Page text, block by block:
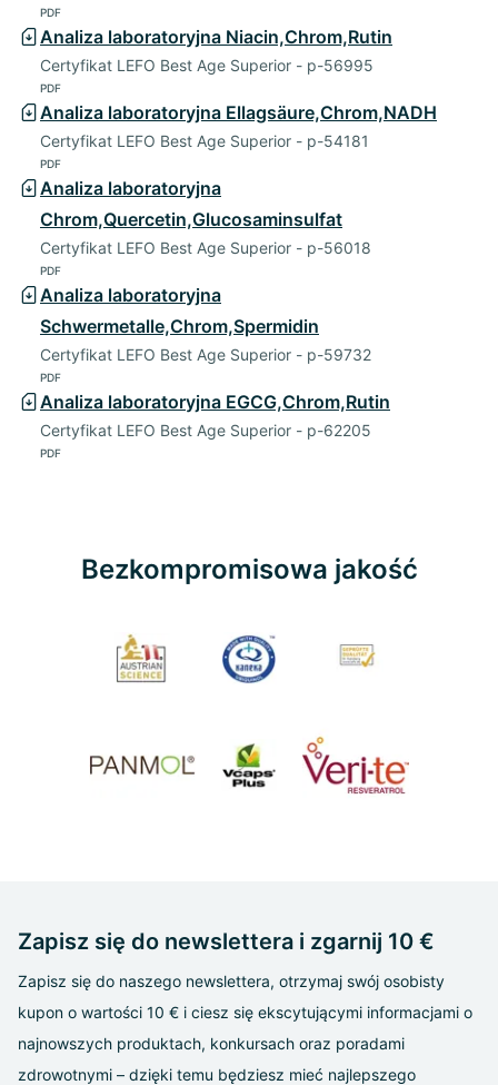
PDF
Analiza laboratoryjna Niacin,Chrom,Rutin
Certyfikat LEFO Best Age Superior - p-56995
PDF
Analiza laboratoryjna Ellagsäure,Chrom,NADH
Certyfikat LEFO Best Age Superior - p-54181
PDF
Analiza laboratoryjna
Chrom,Quercetin,Glucosaminsulfat
Certyfikat LEFO Best Age Superior - p-56018
PDF
Analiza laboratoryjna
Schwermetalle,Chrom,Spermidin
Certyfikat LEFO Best Age Superior - p-59732
PDF
Analiza laboratoryjna EGCG,Chrom,Rutin
Certyfikat LEFO Best Age Superior - p-62205
PDF
Bezkompromisowa jakość
Zapisz się do newslettera i zgarnij 10 €
Zapisz się do naszego newslettera, otrzymaj swój osobisty
kupon o wartości 10 € i ciesz się ekscytującymi informacjami o
najnowszych produktach, konkursach oraz poradami
zdrowotnymi – dzięki temu będziesz mieć najlepszego